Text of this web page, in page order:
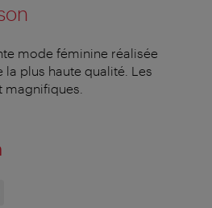
mode féminine réalisée
la plus haute qualité. Les